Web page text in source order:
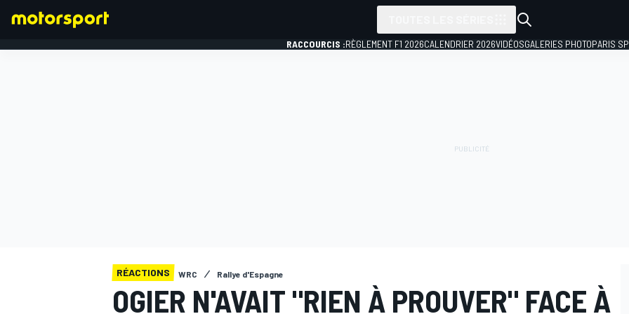
RACCOURCIS :RÈGLEMENT F1 2026CALENDRIER 2026VIDÉOSGALERIES PHOTOPARIS
RÉACTIONS WRC Rallye d'Espagne
OGIER N'AVAIT "RIEN À PROUVER" FACE À